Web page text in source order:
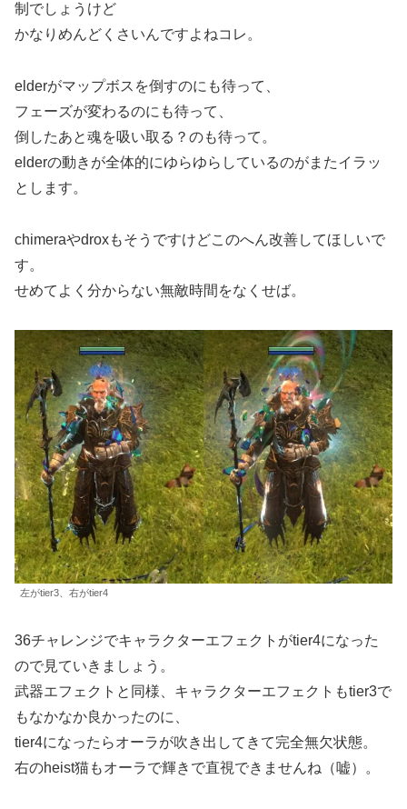
制でしょうけど
かなりめんどくさいんですよねコレ。
elderがマップボスを倒すのにも待って、
フェーズが変わるのにも待って、
倒したあと魂を吸い取る？のも待って。
elderの動きが全体的にゆらゆらしているのがまたイラッ
とします。
chimeraやdroxもそうですけどこのへん改善してほしいで
す。
せめてよく分からない無敵時間をなくせば。
左がtier3、右がtier4
36チャレンジでキャラクターエフェクトがtier4になった
ので見ていきましょう。
武器エフェクトと同様、キャラクターエフェクトもtier3で
もなかなか良かったのに、
tier4になったらオーラが吹き出してきて完全無欠状態。
右のheist猫もオーラで輝きで直視できませんね（嘘）。